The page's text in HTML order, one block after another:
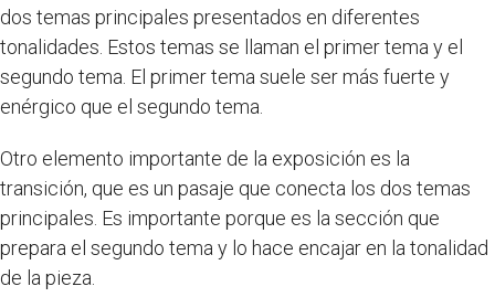
dos temas principales presentados en diferentes
tonalidades. Estos temas se llaman el primer tema y el
segundo tema. El primer tema suele ser más fuerte y
enérgico que el segundo tema.
Otro elemento importante de la exposición es la
transición, que es un pasaje que conecta los dos temas
principales. Es importante porque es la sección que
prepara el segundo tema y lo hace encajar en la tonalidad
de la pieza.